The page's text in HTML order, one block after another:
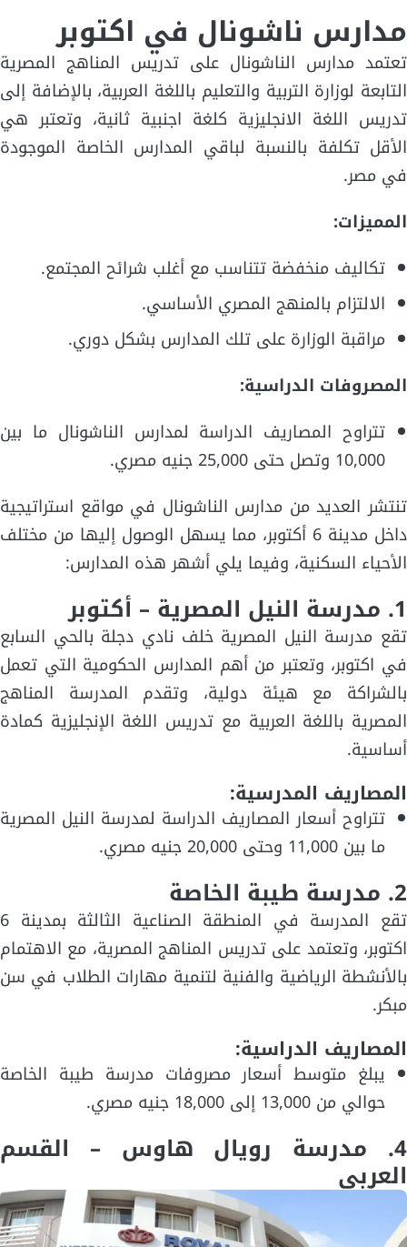
مدارس ناشونال في اكتوبر
تعتمد مدارس الناشونال على تدريس المناهج المصرية
التابعة لوزارة التربية والتعليم باللغة العربية، بالإضافة إلى
تدريس اللغة الانجليزية كلغة اجنبية ثانية، وتعتبر هي
الأقل تكلفة بالنسبة لباقي المدارس الخاصة الموجودة
في مصر.
المميزات:
تكاليف منخفضة تتناسب مع أغلب شرائح المجتمع.
الالتزام بالمنهج المصري الأساسي.
مراقبة الوزارة على تلك المدارس بشكل دوري.
المصروفات الدراسية:
تتراوح المصاريف الدراسة لمدارس الناشونال ما بين
10,000 وتصل حتى 25,000 جنيه مصري.
تنتشر العديد من مدارس الناشونال في مواقع استراتيجية
داخل مدينة 6 أكتوبر، مما يسهل الوصول إليها من مختلف
الأحياء السكنية، وفيما يلي أشهر هذه المدارس:
1. مدرسة النيل المصرية – أكتوبر
تقع مدرسة النيل المصرية خلف نادي دجلة بالحي السابع
في اكتوبر، وتعتبر من أهم المدارس الحكومية التي تعمل
بالشراكة مع هيئة دولية، وتقدم المدرسة المناهج
المصرية باللغة العربية مع تدريس اللغة الإنجليزية كمادة
أساسية.
المصاريف المدرسية:
تتراوح أسعار المصاريف الدراسة لمدرسة النيل المصرية
ما بين 11,000 وحتى 20,000 جنيه مصري.
2. مدرسة طيبة الخاصة
تقع المدرسة في المنطقة الصناعية الثالثة بمدينة 6
اكتوبر، وتعتمد على تدريس المناهج المصرية، مع الاهتمام
بالأنشطة الرياضية والفنية لتنمية مهارات الطلاب في سن
مبكر.
المصاريف الدراسية:
يبلغ متوسط أسعار مصروفات مدرسة طيبة الخاصة
حوالي من 13,000 إلى 18,000 جنيه مصري.
4. مدرسة رويال هاوس – القسم
العربي